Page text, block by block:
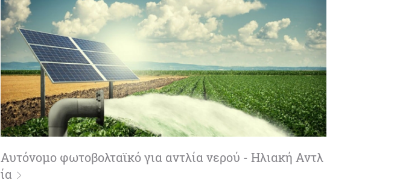
Αυτόνομο φωτοβολταϊκό για αντλία νερού - Ηλιακή Αντλ
ία